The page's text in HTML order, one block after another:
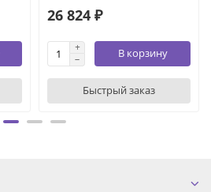
26 824 ₽
В корзину
Быстрый заказ